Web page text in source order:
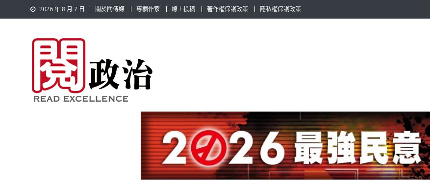
to
2026 年 8 月 7 日 關於閱傳媒 專欄作家 線上投稿 著作權保護政策 隱私權保護政策
閱政治 Read Gov News